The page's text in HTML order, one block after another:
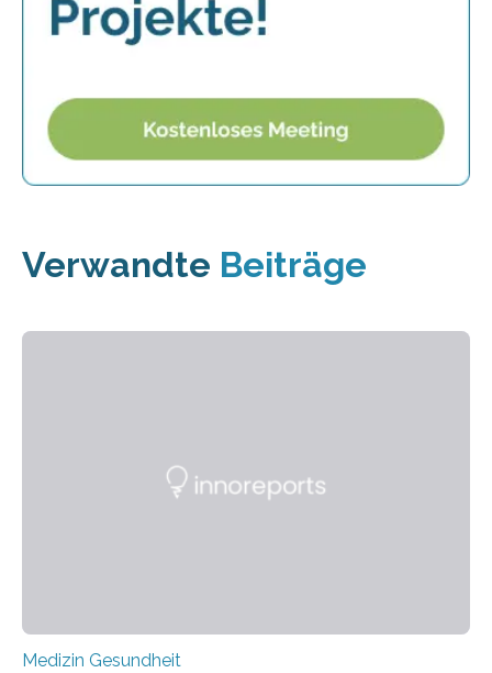
Verwandte Beiträge
Medizin Gesundheit